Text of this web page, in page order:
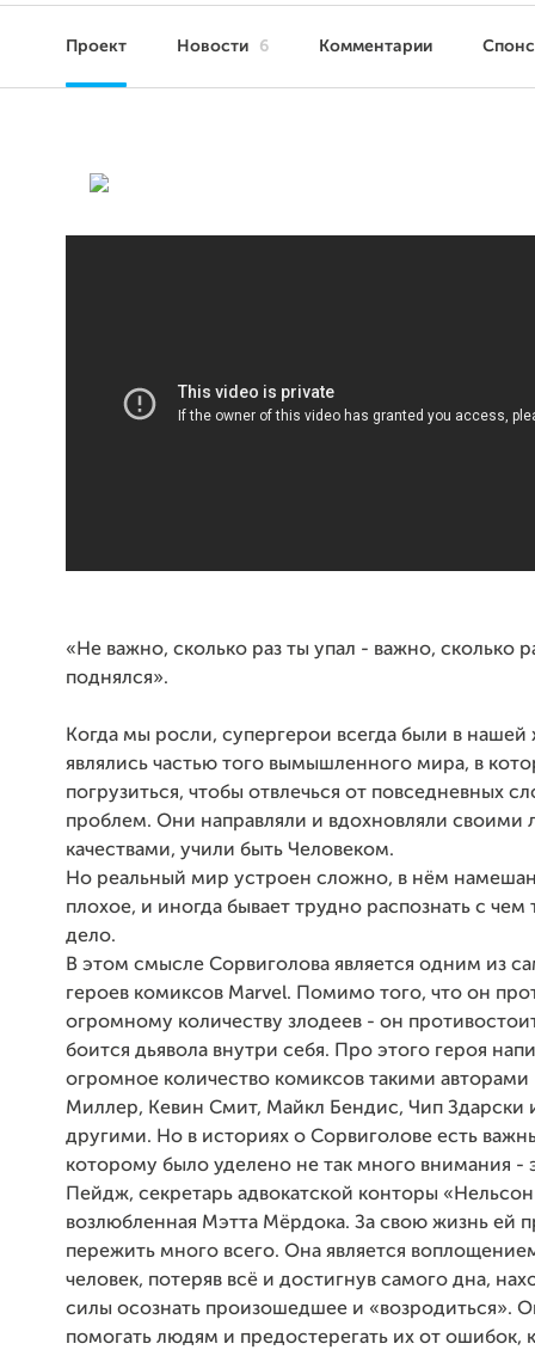
Проект Новости 6 Комментарии
«Не важно, сколько раз ты упал - важно, сколько
поднялся».
Когда мы росли, супергерои всегда были в
являлись частью того вымышленного мира, в
погрузиться, чтобы отвлечься от повседневных
проблем. Они направляли и вдохновляли своими
качествами, учили быть Человеком.
Но реальный мир устроен сложно, в нём
плохое, и иногда бывает трудно распознать с
дело.
В этом смысле Сорвиголова является одним из
героев комиксов Marvel. Помимо того, что он
огромному количеству злодеев - он
боится дьявола внутри себя. Про этого героя
огромное количество комиксов такими авторами
Миллер, Кевин Смит, Майкл Бендиc, Чип Здарски
другими. Но в историях о Сорвиголове есть
которому было уделено не так много внимания -
Пейдж, секретарь адвокатской конторы
возлюбленная Мэтта Мёрдока. За свою жизнь ей
пережить много всего. Она является
человек, потеряв всё и достигнув самого дна,
силы осознать произошедшее и «возродиться».
помогать людям и предостерегать их от ошибок,